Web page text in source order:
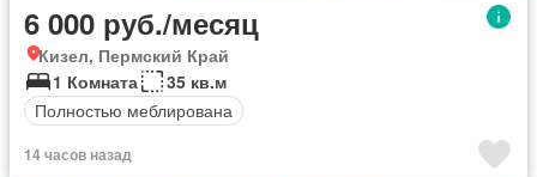
6 000 руб./месяц
Кизел, Пермский Край
1 Комната
35 кв.м
Полностью меблирована
14 часов назад